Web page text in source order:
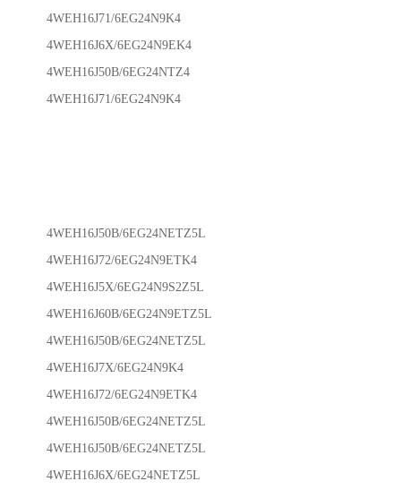
4WEH16J71/6EG24N9K4
4WEH16J6X/6EG24N9EK4
4WEH16J50B/6EG24NTZ4
4WEH16J71/6EG24N9K4
4WEH16J50B/6EG24NETZ5L
4WEH16J72/6EG24N9ETK4
4WEH16J5X/6EG24N9S2Z5L
4WEH16J60B/6EG24N9ETZ5L
4WEH16J50B/6EG24NETZ5L
4WEH16J7X/6EG24N9K4
4WEH16J72/6EG24N9ETK4
4WEH16J50B/6EG24NETZ5L
4WEH16J50B/6EG24NETZ5L
4WEH16J6X/6EG24NETZ5L